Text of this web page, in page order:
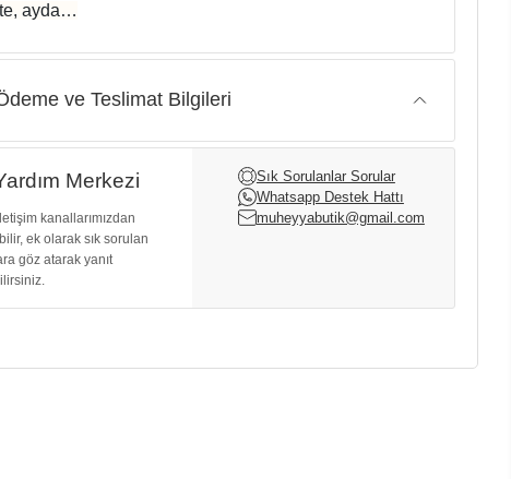
ayda…
ve Teslimat Bilgileri
Merkezi
kanallarımızdan
ek olarak sık sorulan
göz atarak yanıt
Sık Sorulanlar Sorular
Whatsapp Destek Hattı
muheyyabutik@gmail.com